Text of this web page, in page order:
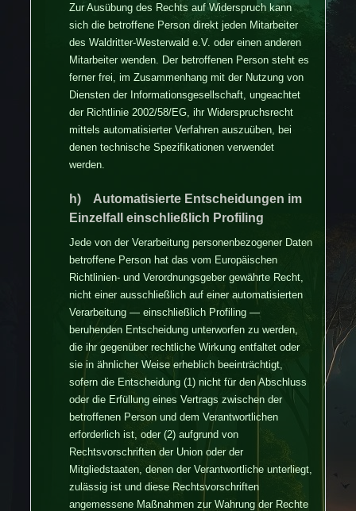
Zur Ausübung des Rechts auf Widerspruch kann
sich die betroffene Person direkt jeden Mitarbeiter
des Waldritter-Westerwald e.V. oder einen anderen
Mitarbeiter wenden. Der betroffenen Person steht es
ferner frei, im Zusammenhang mit der Nutzung von
Diensten der Informationsgesellschaft, ungeachtet
der Richtlinie 2002/58/EG, ihr Widerspruchsrecht
mittels automatisierter Verfahren auszuüben, bei
denen technische Spezifikationen verwendet
werden.
h) Automatisierte Entscheidungen im
Einzelfall einschließlich Profiling
Jede von der Verarbeitung personenbezogener Daten
betroffene Person hat das vom Europäischen
Richtlinien- und Verordnungsgeber gewährte Recht,
nicht einer ausschließlich auf einer automatisierten
Verarbeitung — einschließlich Profiling —
beruhenden Entscheidung unterworfen zu werden,
die ihr gegenüber rechtliche Wirkung entfaltet oder
sie in ähnlicher Weise erheblich beeinträchtigt,
sofern die Entscheidung (1) nicht für den Abschluss
oder die Erfüllung eines Vertrags zwischen der
betroffenen Person und dem Verantwortlichen
erforderlich ist, oder (2) aufgrund von
Rechtsvorschriften der Union oder der
Mitgliedstaaten, denen der Verantwortliche unterliegt,
zulässig ist und diese Rechtsvorschriften
angemessene Maßnahmen zur Wahrung der Rechte